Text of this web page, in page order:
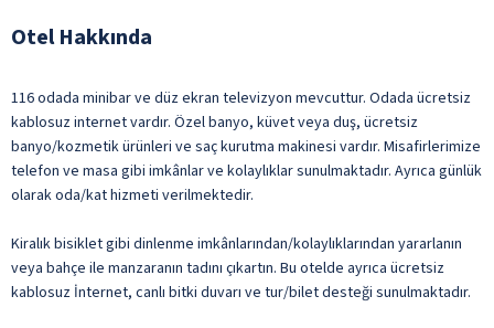
Otel Hakkında
116 odada minibar ve düz ekran televizyon mevcuttur. Odada ücretsiz
kablosuz internet vardır. Özel banyo, küvet veya duş, ücretsiz
banyo/kozmetik ürünleri ve saç kurutma makinesi vardır. Misafirlerimize
telefon ve masa gibi imkânlar ve kolaylıklar sunulmaktadır. Ayrıca günlük
olarak oda/kat hizmeti verilmektedir.
Kiralık bisiklet gibi dinlenme imkânlarından/kolaylıklarından yararlanın
veya bahçe ile manzaranın tadını çıkartın. Bu otelde ayrıca ücretsiz
kablosuz İnternet, canlı bitki duvarı ve tur/bilet desteği sunulmaktadır.